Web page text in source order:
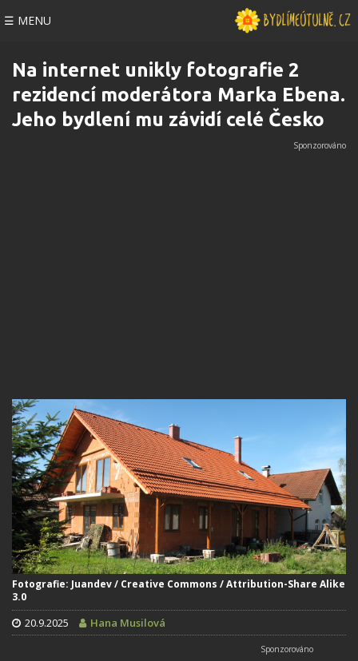
☰ MENU
Na internet unikly fotografie 2
rezidencí moderátora Marka Ebena.
Jeho bydlení mu závidí celé Česko
Fotografie: Juandev / Creative Commons / Attribution-Share Alike
3.0
20.9.2025 Hana Musilová